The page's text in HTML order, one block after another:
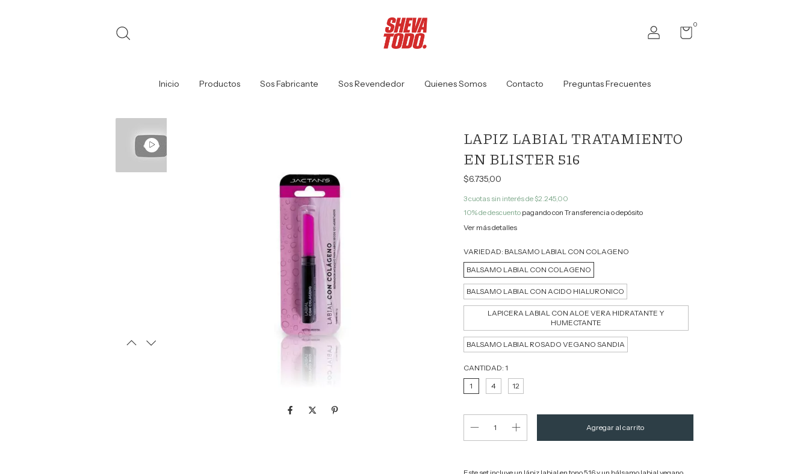
0
Inicio Productos Sos Fabricante Sos Revendedor Quienes Somos Contacto Preguntas Frecuentes
LAPIZ LABIAL TRATAMIENTO
EN BLISTER 516
$6.735,00
3cuotas sin interés de $2.245,00
10% de descuentopagando con Transferencia o depósito
Ver más detalles
VARIEDAD: BALSAMO LABIAL CON COLAGENO
BALSAMO LABIAL CON COLAGENO
BALSAMO LABIAL CON ACIDO HIALURONICO
LAPICERA LABIAL CON ALOE VERA HIDRATANTE Y
HUMECTANTE
BALSAMO LABIAL ROSADO VEGANO SANDIA
CANTIDAD: 1
1
4 12